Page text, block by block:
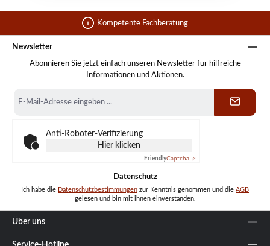
Kompetente Fachberatung
Newsletter
Abonnieren Sie jetzt einfach unseren Newsletter für hilfreiche
Informationen und Aktionen.
Mail-
Anti-Roboter-Verifizierung
Hier klicken
FriendlyCaptcha ⇗
Datenschutz
Ich habe die Datenschutzbestimmungen zur Kenntnis genommen und die AGB
gelesen und bin mit ihnen einverstanden.
Über uns